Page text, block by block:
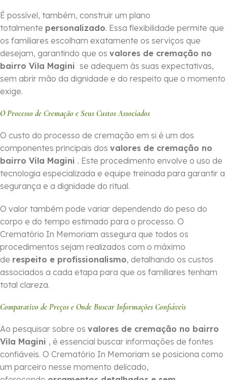
É possível, também, construir um plano
totalmente personalizado. Essa flexibilidade permite que
os familiares escolham exatamente os serviços que
desejam, garantindo que os valores de cremação no
bairro Vila Magini se adequem às suas expectativas,
sem abrir mão da dignidade e do respeito que o momento
exige.
O Processo de Cremação e Seus Custos Associados
O custo do processo de cremação em si é um dos
componentes principais dos valores de cremação no
bairro Vila Magini . Este procedimento envolve o uso de
tecnologia especializada e equipe treinada para garantir a
segurança e a dignidade do ritual.
O valor também pode variar dependendo do peso do
corpo e do tempo estimado para o processo. O
Crematório In Memoriam assegura que todos os
procedimentos sejam realizados com o máximo
de respeito e profissionalismo, detalhando os custos
associados a cada etapa para que os familiares tenham
total clareza.
Comparativo de Preços e Onde Buscar Informações Confiáveis
Ao pesquisar sobre os valores de cremação no bairro
Vila Magini , é essencial buscar informações de fontes
confiáveis. O Crematório In Memoriam se posiciona como
um parceiro nesse momento delicado,